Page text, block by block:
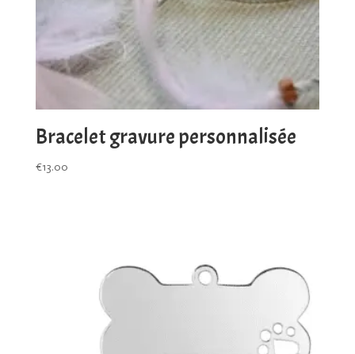
Bracelet gravure personnalisée
€13.00